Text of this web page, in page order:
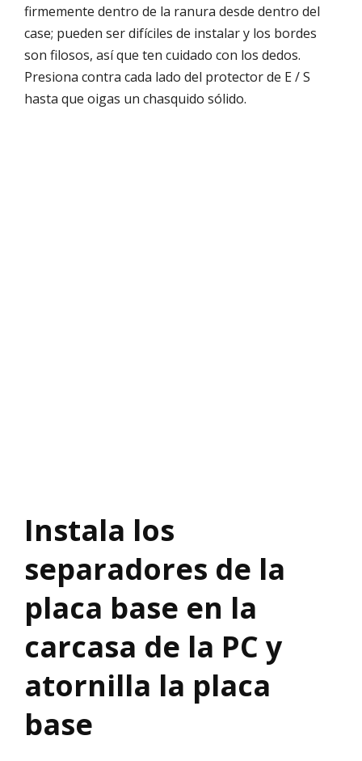
firmemente dentro de la ranura desde dentro del
case; pueden ser difíciles de instalar y los bordes
son filosos, así que ten cuidado con los dedos.
Presiona contra cada lado del protector de E / S
hasta que oigas un chasquido sólido.
Instala los
separadores de la
placa base en la
carcasa de la PC y
atornilla la placa
base